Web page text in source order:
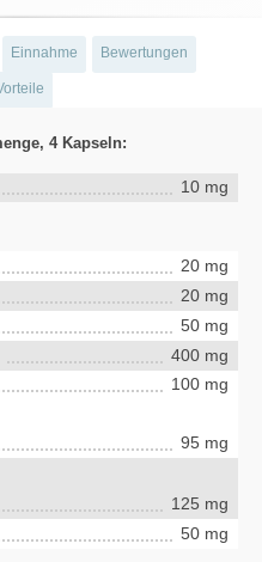
Einnahme Bewertungen
4 Kapseln:
10 mg
20 mg
20 mg
50 mg
400 mg
100 mg
95 mg
125 mg
50 mg